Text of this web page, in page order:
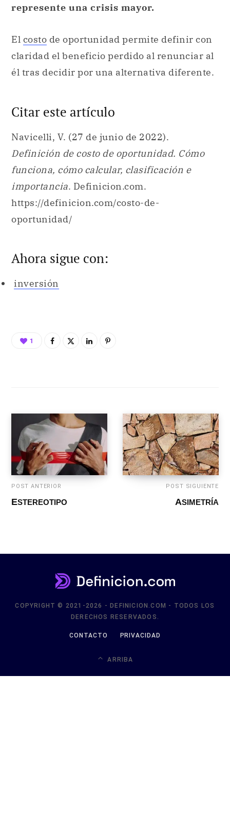
represente una crisis mayor.
El costo de oportunidad permite definir con
claridad el beneficio perdido al renunciar al
él tras decidir por una alternativa diferente.
Citar este artículo
Navicelli, V. (27 de junio de 2022).
Definición de costo de oportunidad. Cómo
funciona, cómo calcular, clasificación e
importancia. Definicion.com.
https://definicion.com/costo-de-
oportunidad/
Ahora sigue con:
inversión
1
POST ANTERIOR
ESTEREOTIPO
POST SIGUIENTE
ASIMETRÍA
COPYRIGHT © 2021-2026 - DEFINICION.COM - TODOS LOS
DERECHOS RESERVADOS.
CONTACTO PRIVACIDAD
ARRIBA